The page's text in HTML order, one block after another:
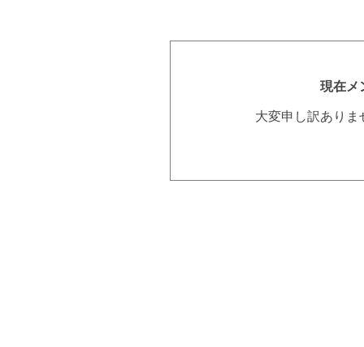
現在メ
大変申し訳あり